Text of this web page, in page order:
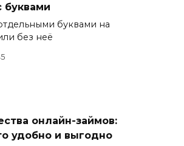
буквами
буквами на
без неё
онлайн-займов:
удобно и выгодно